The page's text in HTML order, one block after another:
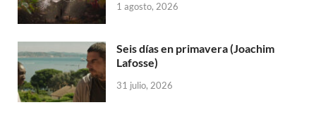
1 agosto, 2026
Seis días en primavera (Joachim
Lafosse)
31 julio, 2026